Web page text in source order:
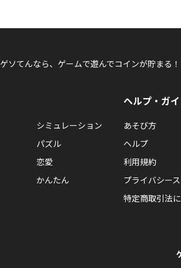
初心者でもコ
初心者でも
ゲソてんなら、ゲームで遊んでコインが貯まる！
シミュレーション
パズル
恋愛
かんたん
ヘルプ・ガ
あそび方
ヘルプ
利用規約
プライバシー
特定商取引法